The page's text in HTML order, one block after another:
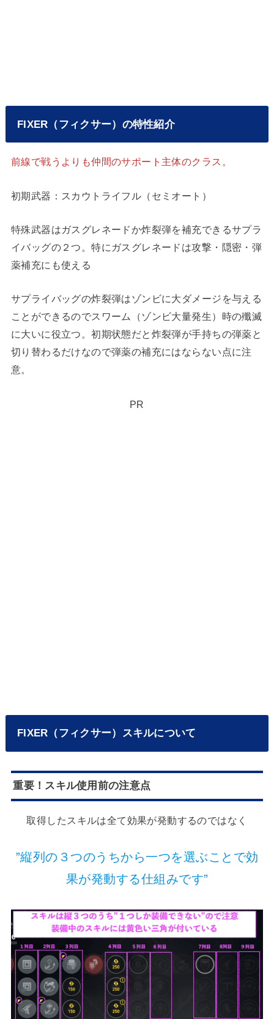
FIXER（フィクサー）の特性紹介
前線で戦うよりも仲間のサポート主体のクラス。
初期武器：スカウトライフル（セミオート）
特殊武器はガスグレネードか炸裂弾を補充できるサプラ
イバッグの２つ。特にガスグレネードは攻撃・隠密・弾
薬補充にも使える
サプライバッグの炸裂弾はゾンビに大ダメージを与える
ことができるのでスワーム（ゾンビ大量発生）時の殲滅
に大いに役立つ。初期状態だと炸裂弾が手持ちの弾薬と
切り替わるだけなので弾薬の補充にはならない点に注
意。
PR
FIXER（フィクサー）スキルについて
重要！スキル使用前の注意点
取得したスキルは全て効果が発動するのではなく
”縦列の３つのうちから一つを選ぶことで効
果が発動する仕組みです”